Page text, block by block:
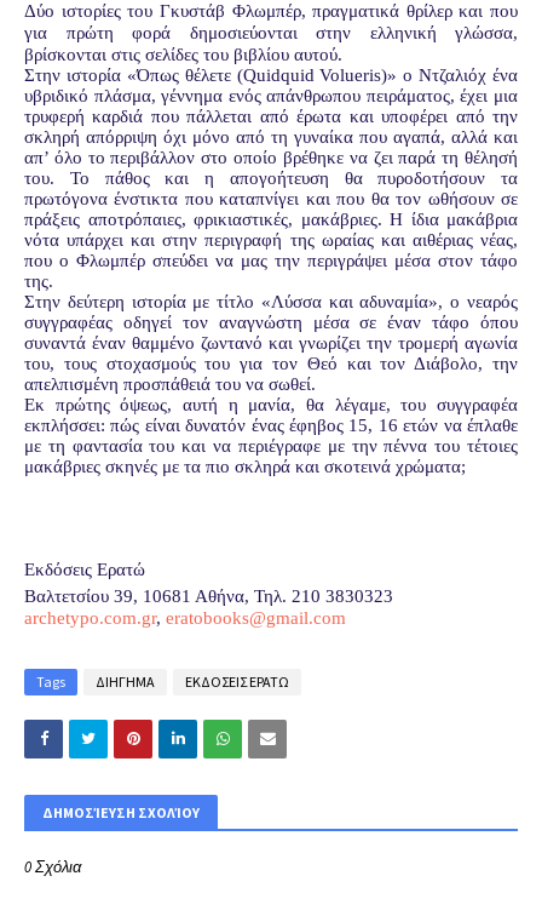
Δύο ιστορίες του Γκυστάβ Φλωμπέρ, πραγματικά θρίλερ και που
για πρώτη φορά δημοσιεύονται στην ελληνική γλώσσα,
βρίσκονται στις σελίδες του βιβλίου αυτού.
Στην ιστορία «Όπως θέλετε (Quidquid Volueris)» ο Ντζαλιόχ ένα
υβριδικό πλάσμα, γέννημα ενός απάνθρωπου πειράματος, έχει μια
τρυφερή καρδιά που πάλλεται από έρωτα και υποφέρει από την
σκληρή απόρριψη όχι μόνο από τη γυναίκα που αγαπά, αλλά και
απ’ όλο το περιβάλλον στο οποίο βρέθηκε να ζει παρά τη θέλησή
του. Το πάθος και η απογοήτευση θα πυροδοτήσουν τα
πρωτόγονα ένστικτα που καταπνίγει και που θα τον ωθήσουν σε
πράξεις αποτρόπαιες, φρικιαστικές, μακάβριες. Η ίδια μακάβρια
νότα υπάρχει και στην περιγραφή της ωραίας και αιθέριας νέας,
που ο Φλωμπέρ σπεύδει να μας την περιγράψει μέσα στον τάφο
της.
Στην δεύτερη ιστορία με τίτλο «Λύσσα και αδυναμία», ο νεαρός
συγγραφέας οδηγεί τον αναγνώστη μέσα σε έναν τάφο όπου
συναντά έναν θαμμένο ζωντανό και γνωρίζει την τρομερή αγωνία
του, τους στοχασμούς του για τον Θεό και τον Διάβολο, την
απελπισμένη προσπάθειά του να σωθεί.
Εκ πρώτης όψεως, αυτή η μανία, θα λέγαμε, του συγγραφέα
εκπλήσσει: πώς είναι δυνατόν ένας έφηβος 15, 16 ετών να έπλαθε
με τη φαντασία του και να περιέγραφε με την πέννα του τέτοιες
μακάβριες σκηνές με τα πιο σκληρά και σκοτεινά χρώματα;
Εκδόσεις Ερατώ
Βαλτετσίου 39, 10681 Αθήνα, Τηλ. 210 3830323
archetypo.com.gr, eratobooks@gmail.com
Tags ΔΙΗΓΗΜΑ ΕΚΔΟΣΕΙΣ ΕΡΑΤΩ
ΔΗΜΟΣΊΕΥΣΗ ΣΧΟΛΊΟΥ
0 Σχόλια